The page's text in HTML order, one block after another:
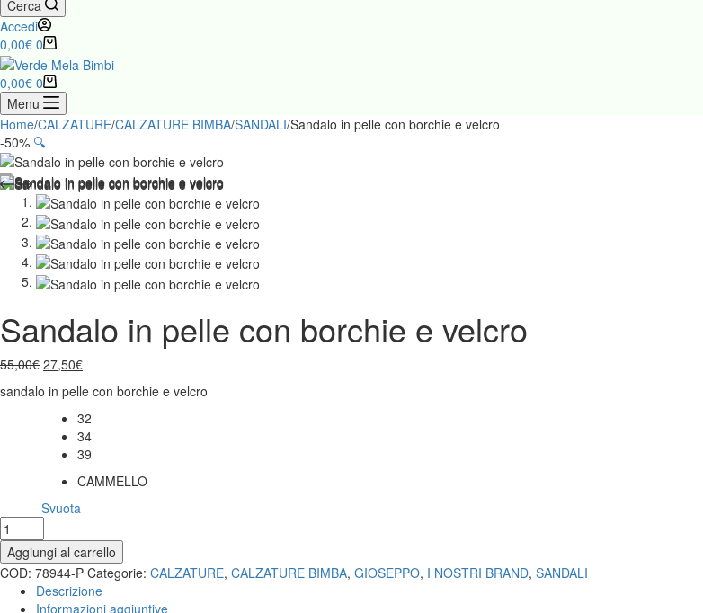
Cerca
Accedi
Carrello
0,00€ 0
Carrello
0,00€ 0
Menu
Home/CALZATURE/CALZATURE BIMBA/SANDALI/Sandalo in pelle con borchie e velcro
-50% 🔍
Sandalo in pelle con borchie e velcro
55,00€ Il
originale
era:
55,00€.
27,50€Il
attuale
è:
27,50€.
sandalo in pelle con borchie e velcro
32
34
39
CAMMELLO
Svuota
Sandalo
in
pelle
con
borchie
Aggiungi al carrello
COD: 78944-P Categorie: CALZATURE, CALZATURE BIMBA, GIOSEPPO, I NOSTRI BRAND, SANDALI
Descrizione
Informazioni aggiuntive